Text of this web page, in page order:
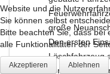
große
Den ersten
Löschfahrzeug
von
Website und die
Sie können selbst
Bitte beachten Sie, dass bei
alle Funktionalitäten der
Akzeptieren Ablehnen